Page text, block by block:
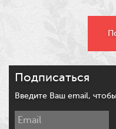
Подписаться
Введите Ваш email,